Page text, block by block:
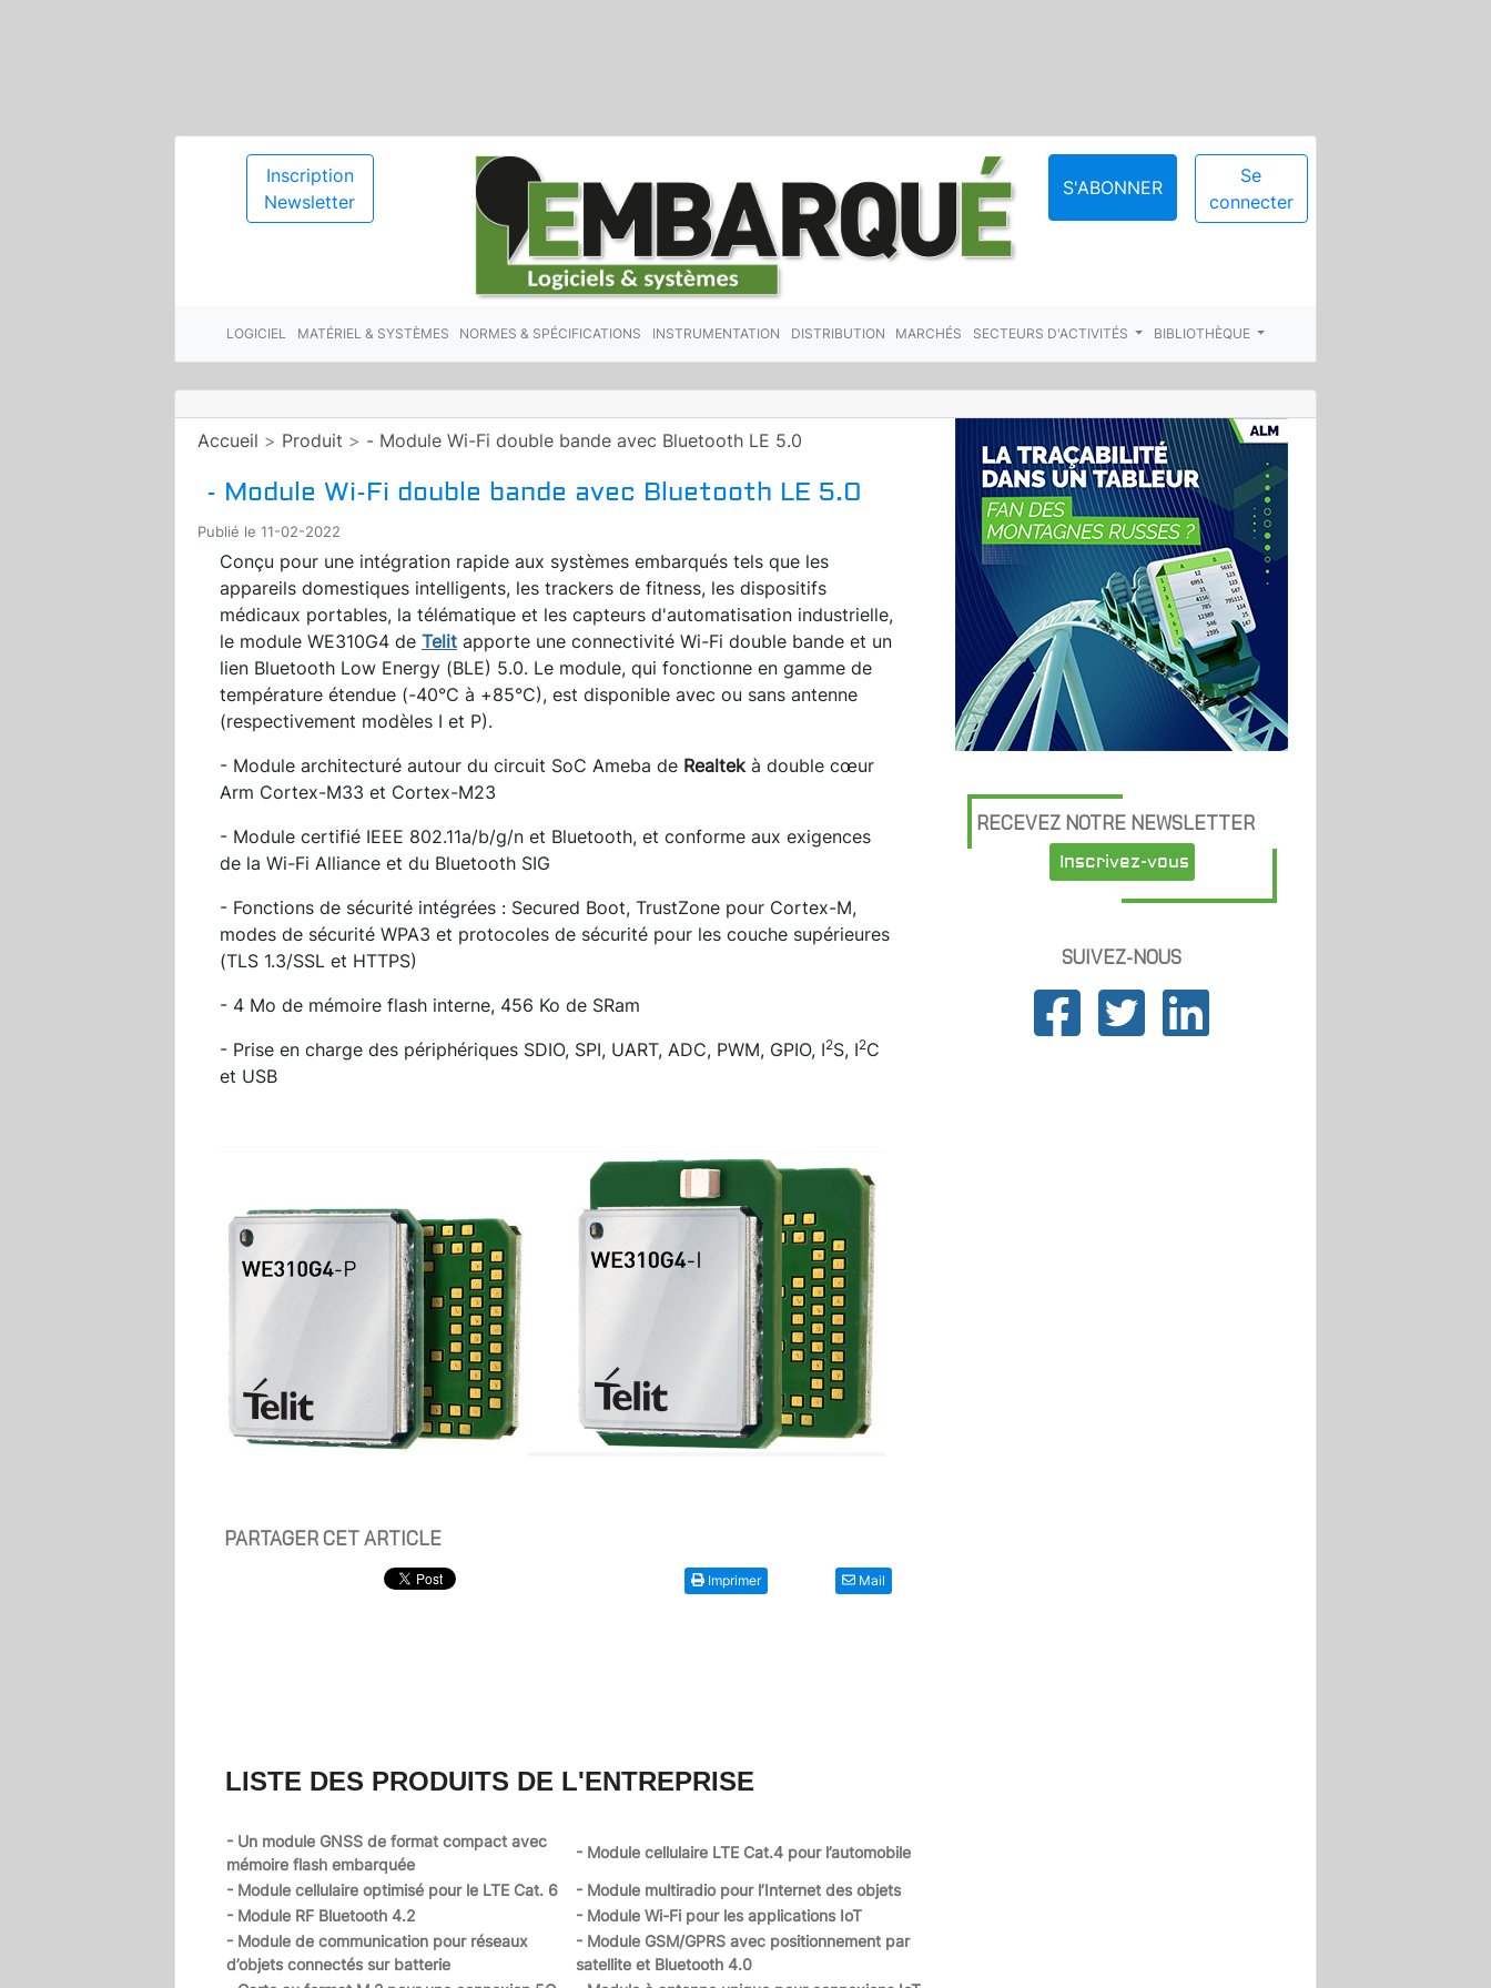
Inscription
Newsletter
S'ABONNER
Se
connecter
LOGICIEL MATÉRIEL & SYSTÈMES NORMES & SPÉCIFICATIONS INSTRUMENTATION DISTRIBUTION MARCHÉS SECTEURS D'ACTIVITÉS BIBLIOTHÈQUE
Accueil > Produit > - Module Wi-Fi double bande avec Bluetooth LE 5.0
- Module Wi-Fi double bande avec Bluetooth LE 5.0
Publié le 11-02-2022
Conçu pour une intégration rapide aux systèmes embarqués tels que les
appareils domestiques intelligents, les trackers de fitness, les dispositifs
médicaux portables, la télématique et les capteurs d'automatisation industrielle,
le module WE310G4 de Telit apporte une connectivité Wi-Fi double bande et un
lien Bluetooth Low Energy (BLE) 5.0. Le module, qui fonctionne en gamme de
température étendue (-40°C à +85°C), est disponible avec ou sans antenne
(respectivement modèles I et P).
- Module architecturé autour du circuit SoC Ameba de Realtek à double cœur
Arm Cortex-M33 et Cortex-M23
- Module certifié IEEE 802.11a/b/g/n et Bluetooth, et conforme aux exigences
de la Wi-Fi Alliance et du Bluetooth SIG
- Fonctions de sécurité intégrées : Secured Boot, TrustZone pour Cortex-M,
modes de sécurité WPA3 et protocoles de sécurité pour les couche supérieures
(TLS 1.3/SSL et HTTPS)
- 4 Mo de mémoire flash interne, 456 Ko de SRam
- Prise en charge des périphériques SDIO, SPI, UART, ADC, PWM, GPIO, I2S, I2C
et USB
PARTAGER CET ARTICLE
Imprimer Mail
LISTE DES PRODUITS DE L'ENTREPRISE
- Un module GNSS de format compact avec
mémoire flash embarquée
- Module cellulaire LTE Cat.4 pour l’automobile
- Module cellulaire optimisé pour le LTE Cat. 6
- Module multiradio pour l’Internet des objets
- Module RF Bluetooth 4.2
- Module Wi-Fi pour les applications IoT
- Module de communication pour réseaux
d’objets connectés sur batterie
- Module GSM/GPRS avec positionnement par
satellite et Bluetooth 4.0
RECEVEZ NOTRE NEWSLETTER
Inscrivez-vous
SUIVEZ-NOUS